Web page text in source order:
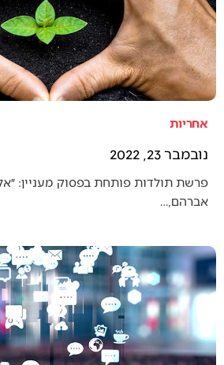
אחריות
נובמבר 23, 2022
פרשת תולדות פותחת בפסוק מעניין:
אברהם,…